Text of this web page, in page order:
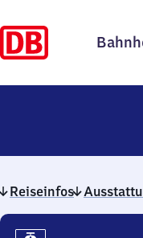
Reiseinfos
Reiseinfos